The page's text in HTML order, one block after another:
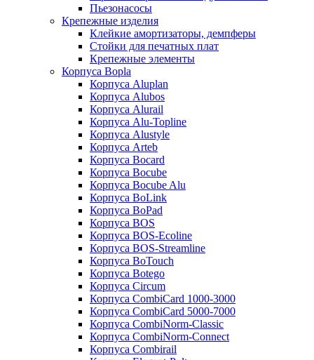
Пьезонасосы
Крепежные изделия
Клейкие амортизаторы, демпферы
Стойки для печатных плат
Крепежные элементы
Корпуса Bopla
Корпуса Aluplan
Корпуса Alubos
Корпуса Alurail
Корпуса Alu-Topline
Корпуса Alustyle
Корпуса Arteb
Корпуса Bocard
Корпуса Bocube
Корпуса Bocube Alu
Корпуса BoLink
Корпуса BoPad
Корпуса BOS
Корпуса BOS-Ecoline
Корпуса BOS-Streamline
Корпуса BoTouch
Корпуса Botego
Корпуса Circum
Корпуса CombiCard 1000-3000
Корпуса CombiCard 5000-7000
Корпуса CombiNorm-Classic
Корпуса CombiNorm-Connect
Корпуса Combirail